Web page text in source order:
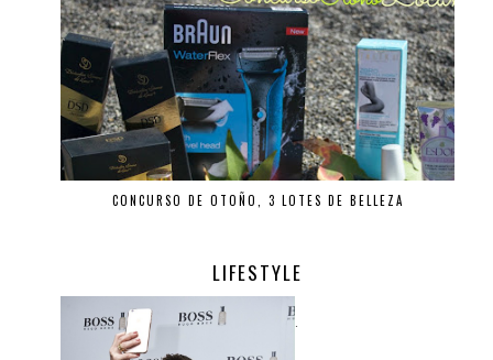
CONCURSO DE OTOÑO, 3 LOTES DE BELLEZA
LIFESTYLE
.